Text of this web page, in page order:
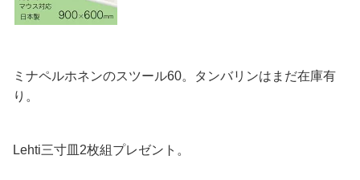
ミナペルホネンのスツール60。タンバリンはまだ在庫有
り。
Lehti三寸皿2枚組プレゼント。